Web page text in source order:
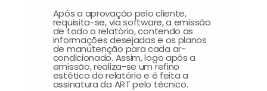
Após a aprovação pelo cliente,
requisita-se, via software, a emissão
de todo o relatório, contendo as
informações desejadas e os planos
de manutenção para cada ar-
condicionado. Assim, logo após a
emissão, realiza-se um refino
estético do relatório e é feita a
assinatura da ART pelo técnico.